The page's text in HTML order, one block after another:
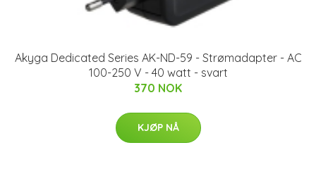
Akyga Dedicated Series AK-ND-59 - Strømadapter - AC
100-250 V - 40 watt - svart
370 NOK
KJØP NÅ